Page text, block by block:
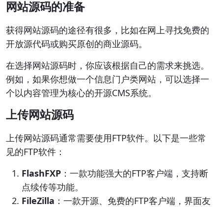
网站源码的准备
获得网站源码的途径有很多，比如在网上寻找免费的
开放源代码或购买原创的商业源码。
在选择网站源码时，你应该根据自己的需求来挑选。
例如，如果你想做一个信息门户类网站，可以选择一
个以内容管理为核心的开源CMS系统。
上传网站源码
上传网站源码通常需要使用FTP软件。以下是一些常
见的FTP软件：
FlashFXP ：一款功能强大的FTP客户端，支持断
点续传等功能。
FileZilla ：一款开源、免费的FTP客户端，界面友